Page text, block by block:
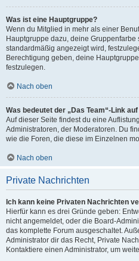
Was ist eine Hauptgruppe?
Wenn du Mitglied in mehr als einer
Hauptgruppe dazu, deine
standardmäßig angezeigt wird,
Berechtigung geben, deine
festzulegen.
Nach oben
Was bedeutet der „Das Team“-Link
Auf dieser Seite findest du eine
Administratoren, der Moderatoren. Du
wie die Foren, die diese im Einzelnen
Nach oben
Private Nachrichten
Ich kann keine Privaten Nachrichten
Hierfür kann es drei Gründe geben:
nicht angemeldet, oder die Board-
das komplette Forum ausgeschaltet.
Administrator dir das Recht, Private
Kontaktiere einen Administrator, um